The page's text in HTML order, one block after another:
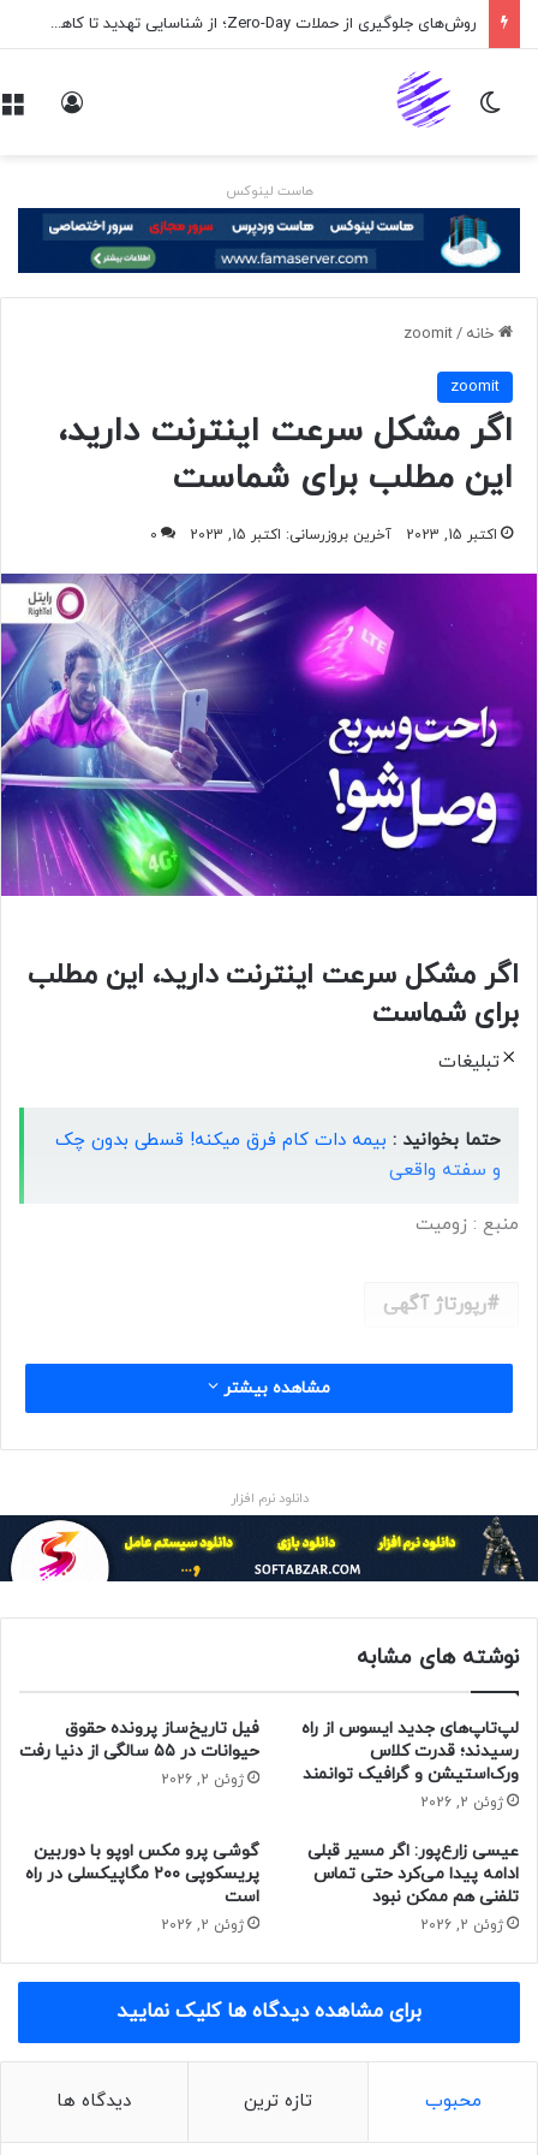
روش‌های جلوگیری از حملات Zero-Day؛ از شناسایی تهدید تا کاهش ریسک
تغییر پوسته
هاست لینوکس
خانه /
zoomit
zoomit
اگر مشکل سرعت اینترنت دارید،
این مطلب برای شماست
اکتبر 15, 2023 آخرین بروزرسانی: اکتبر 15, 2023 0
اگر مشکل سرعت اینترنت دارید، این مطلب
برای شماست
تبلیغات
حتما بخوانید : بیمه دات کام فرق میکنه! قسطی بدون چک
و سفته واقعی
منبع : زومیت
رپورتاژ آگهی
مشاهده بیشتر
دانلود نرم افزار
نوشته های مشابه
لپ‌تاپ‌های جدید ایسوس از راه
رسیدند؛ قدرت کلاس
ورک‌استیشن و گرافیک توانمند
ژوئن 2, 2026
فیل تاریخ‌ساز پرونده حقوق
حیوانات در ۵۵ سالگی از دنیا رفت
ژوئن 2, 2026
عیسی زارع‌پور: اگر مسیر قبلی
ادامه پیدا می‌کرد حتی تماس
تلفنی هم ممکن نبود
ژوئن 2, 2026
گوشی پرو مکس اوپو با دوربین
پریسکوپی ۲۰۰ مگاپیکسلی در راه
است
ژوئن 2, 2026
برای مشاهده دیدگاه ها کلیک نمایید
محبوب تازه ترین دیدگاه ها